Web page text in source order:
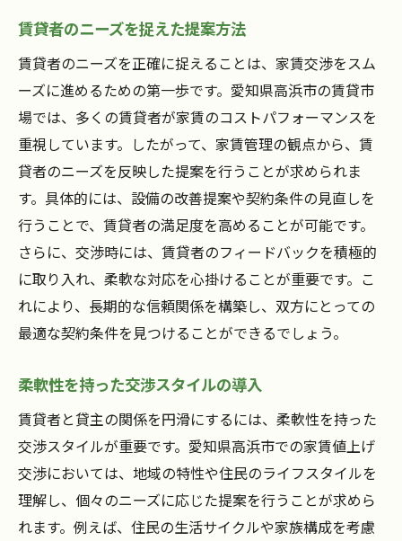
賃貸者のニーズを捉えた提案方法
賃貸者のニーズを正確に捉えることは、家賃交渉をスム
ーズに進めるための第一歩です。愛知県高浜市の賃貸市
場では、多くの賃貸者が家賃のコストパフォーマンスを
重視しています。したがって、家賃管理の観点から、賃
貸者のニーズを反映した提案を行うことが求められま
す。具体的には、設備の改善提案や契約条件の見直しを
行うことで、賃貸者の満足度を高めることが可能です。
さらに、交渉時には、賃貸者のフィードバックを積極的
に取り入れ、柔軟な対応を心掛けることが重要です。こ
れにより、長期的な信頼関係を構築し、双方にとっての
最適な契約条件を見つけることができるでしょう。
柔軟性を持った交渉スタイルの導入
賃貸者と貸主の関係を円滑にするには、柔軟性を持った
交渉スタイルが重要です。愛知県高浜市での家賃値上げ
交渉においては、地域の特性や住民のライフスタイルを
理解し、個々のニーズに応じた提案を行うことが求めら
れます。例えば、住民の生活サイクルや家族構成を考慮